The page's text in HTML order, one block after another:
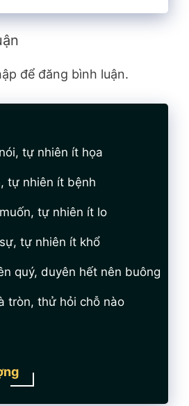
để đăng bình luận.
tự nhiên ít họa
tự nhiên ít bệnh
tự nhiên ít lo
tự nhiên ít khổ
quý, duyên hết nên buông
tròn, thử hỏi chỗ nào